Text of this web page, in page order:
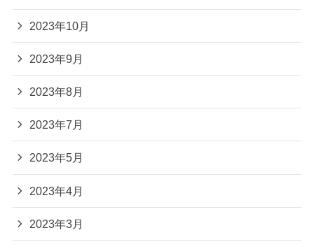
2023年10月
2023年9月
2023年8月
2023年7月
2023年5月
2023年4月
2023年3月